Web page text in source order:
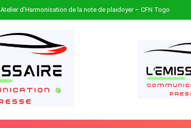
Atelier d’Harmonisation de la note de plaidoyer – CFN Togo